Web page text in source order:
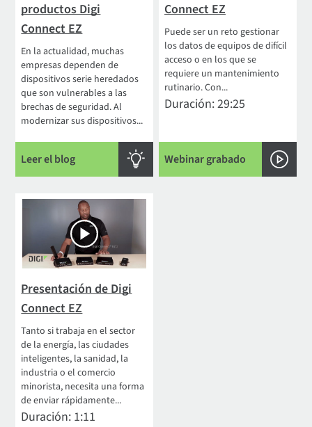
productos Digi
Connect EZ
En la actualidad, muchas
empresas dependen de
dispositivos serie heredados
que son vulnerables a las
brechas de seguridad. Al
modernizar sus dispositivos...
Leer el blog
Connect EZ
Puede ser un reto gestionar
los datos de equipos de difícil
acceso o en los que se
requiere un mantenimiento
rutinario. Con...
Duración: 29:25
Webinar grabado
Presentación de Digi
Connect EZ
Tanto si trabaja en el sector
de la energía, las ciudades
inteligentes, la sanidad, la
industria o el comercio
minorista, necesita una forma
de enviar rápidamente...
Duración: 1:11